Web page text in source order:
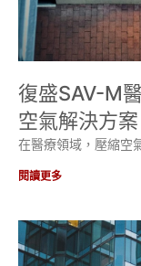
復盛SAV-M
空氣解決方案
在醫療領域，壓縮空
閱讀更多